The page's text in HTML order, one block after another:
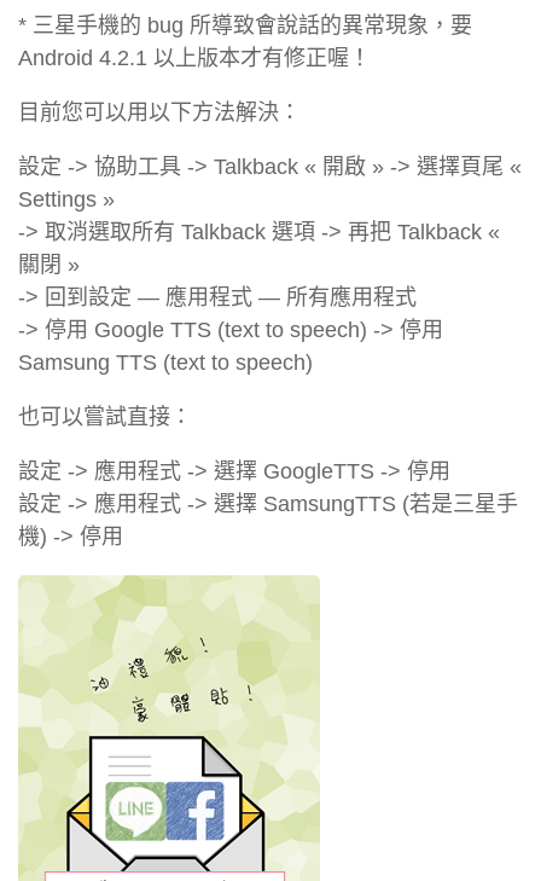
* 三星手機的 bug 所導致會說話的異常現象，要
Android 4.2.1 以上版本才有修正喔！
目前您可以用以下方法解決：
設定 -> 協助工具 -> Talkback « 開啟 » -> 選擇頁尾 «
Settings »
-> 取消選取所有 Talkback 選項 -> 再把 Talkback «
關閉 »
-> 回到設定 — 應用程式 — 所有應用程式
-> 停用 Google TTS (text to speech) -> 停用
Samsung TTS (text to speech)
也可以嘗試直接：
設定 -> 應用程式 -> 選擇 GoogleTTS -> 停用
設定 -> 應用程式 -> 選擇 SamsungTTS (若是三星手
機) -> 停用